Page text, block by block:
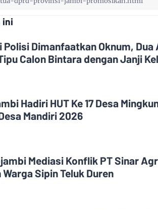
ini
Polisi Dimanfaatkan Oknum, Dua
Calon Bintara dengan Janji
Hadiri HUT Ke 17 Desa
Mandiri 2026
Mediasi Konflik PT Sinar
Sipin Teluk Duren